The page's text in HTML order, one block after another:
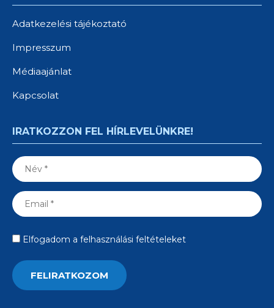
Adatkezelési tájékoztató
Impresszum
Médiaajánlat
Kapcsolat
IRATKOZZON FEL HÍRLEVELÜNKRE!
Elfogadom a felhasználási feltételeket